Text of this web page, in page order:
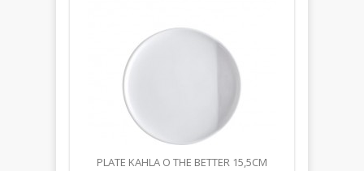
PLATE KAHLA O THE BETTER 15,5CM